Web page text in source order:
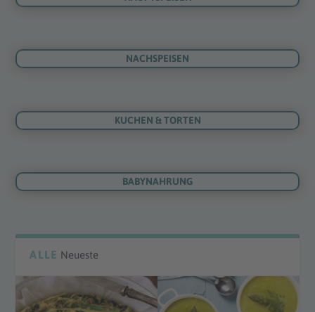
NACHSPEISEN
KUCHEN & TORTEN
BABYNAHRUNG
ALLE Neueste